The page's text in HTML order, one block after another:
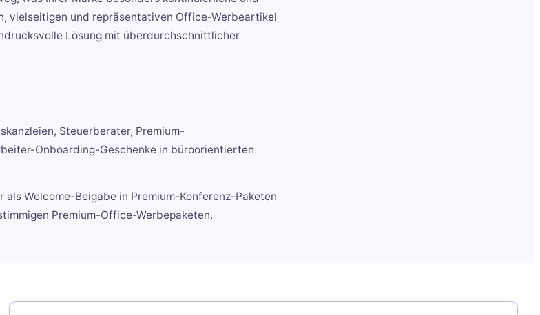
vielseitigen und repräsentativen Office-Werbeartikel
Lösung mit überdurchschnittlicher
Steuerberater, Premium-
Onboarding-Geschenke in büroorientierten
Welcome-Beigabe in Premium-Konferenz-Paketen
Premium-Office-Werbepaketen.